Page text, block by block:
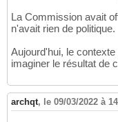
La Commission avait
n'avait rien de politique.
Aujourd'hui, le
imaginer le résultat de
archqt, le 09/03/2022 à